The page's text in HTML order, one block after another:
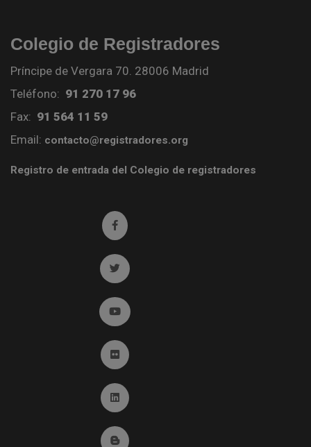
Colegio de Registradores
Príncipe de Vergara 70. 28006 Madrid
Teléfono: 91 270 17 96
Fax: 91 564 11 59
Email: contacto@registradores.org
Registro de entrada del Colegio de registradores
Ir a facebook (abre en ventana nueva)
Ir a twitter (abre en ventana nueva)
Ir a YouTube (abre en ventana nueva)
Ir a Flickr (abre en ventana nueva)
Ir a Linkedin (abre en ventana nueva)
Ir al Blog (abre en ventana nueva)